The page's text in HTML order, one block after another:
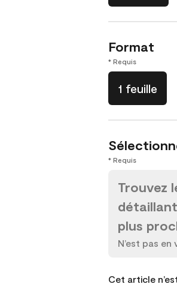
Format
* Requis
1 feuille
* Requis
Trouvez
plus
N’est pas en
Cet article